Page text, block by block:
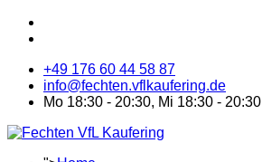
+49 176 60 44 58 87
info@fechten.vflkaufering.de
Mo 18:30 - 20:30, Mi 18:30 - 20:30